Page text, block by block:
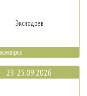
Эксподрев
23-25.09.2026